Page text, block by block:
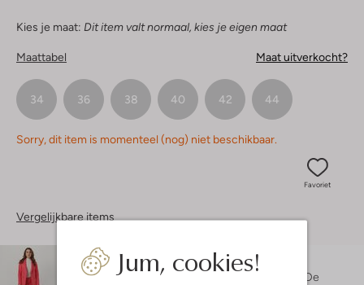
Jum, cookies!
Kies je maat: Dit item valt normaal, kies je eigen maat
Maattabel Maat uitverkocht?
34 36 38 40 42 44
Sorry, dit item is momenteel (nog) niet beschikbaar.
Favoriet
Vergelijkbare items
Maatadvies
Isabelle is 1 meter 73 lang en draagt maat 36.
De